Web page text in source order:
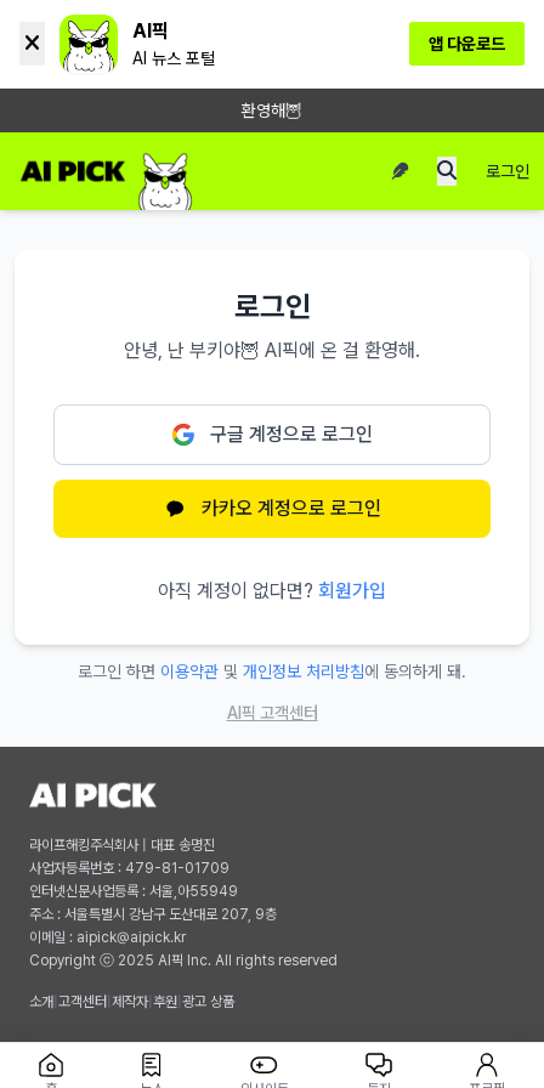
AI픽
AI 뉴스 포털
앱 다운로드
환영해🦉
로그인
로그인
안녕, 난 부키야🦉 AI픽에 온 걸 환영해.
구글 계정으로 로그인
카카오 계정으로 로그인
아직 계정이 없다면? 회원가입
로그인 하면 이용약관 및 개인정보 처리방침에 동의하게 돼.
AI픽 고객센터
라이프해킹주식회사 | 대표 송명진
사업자등록번호 : 479-81-01709
인터넷신문사업등록 : 서울,아55949
주소 : 서울특별시 강남구 도산대로 207, 9층
이메일 : aipick@aipick.kr
Copyright ⓒ 2025 AI픽 Inc. All rights reserved
소개 고객센터 제작자| 후원 광고 상품